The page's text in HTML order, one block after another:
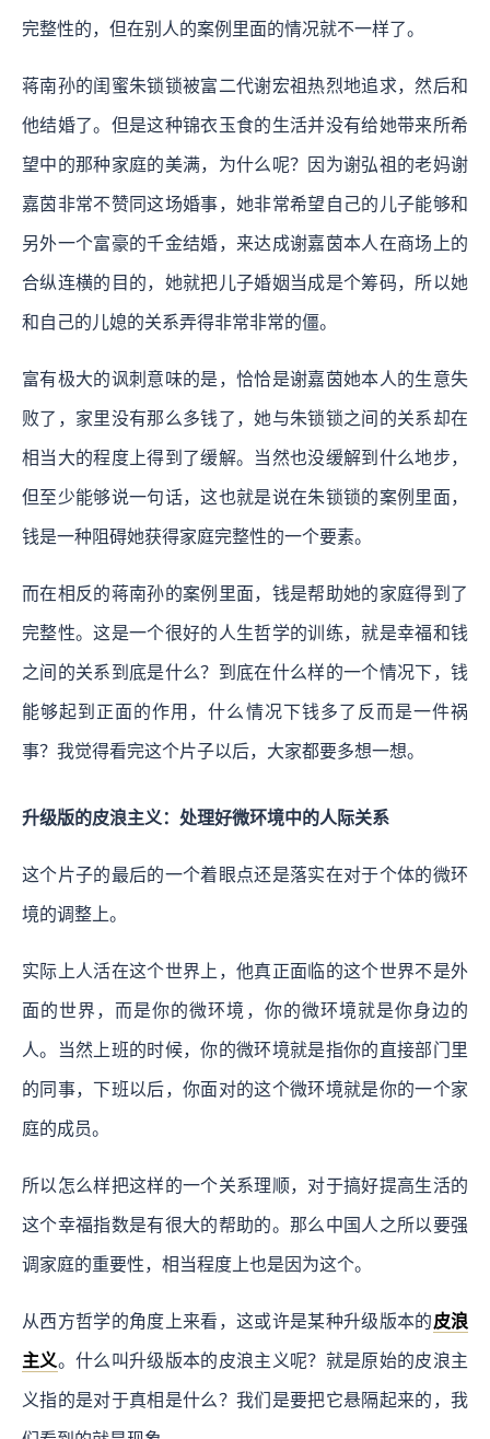
完整性的，但在别人的案例里面的情况就不一样了。
蒋南孙的闺蜜朱锁锁被富二代谢宏祖热烈地追求，然后和
他结婚了。但是这种锦衣玉食的生活并没有给她带来所希
望中的那种家庭的美满，为什么呢？因为谢弘祖的老妈谢
嘉茵非常不赞同这场婚事，她非常希望自己的儿子能够和
另外一个富豪的千金结婚，来达成谢嘉茵本人在商场上的
合纵连横的目的，她就把儿子婚姻当成是个筹码，所以她
和自己的儿媳的关系弄得非常非常的僵。
富有极大的讽刺意味的是，恰恰是谢嘉茵她本人的生意失
败了，家里没有那么多钱了，她与朱锁锁之间的关系却在
相当大的程度上得到了缓解。当然也没缓解到什么地步，
但至少能够说一句话，这也就是说在朱锁锁的案例里面，
钱是一种阻碍她获得家庭完整性的一个要素。
而在相反的蒋南孙的案例里面，钱是帮助她的家庭得到了
完整性。这是一个很好的人生哲学的训练，就是幸福和钱
之间的关系到底是什么？到底在什么样的一个情况下，钱
能够起到正面的作用，什么情况下钱多了反而是一件祸
事？我觉得看完这个片子以后，大家都要多想一想。
升级版的皮浪主义：处理好微环境中的人际关系
这个片子的最后的一个着眼点还是落实在对于个体的微环
境的调整上。
实际上人活在这个世界上，他真正面临的这个世界不是外
面的世界，而是你的微环境，你的微环境就是你身边的
人。当然上班的时候，你的微环境就是指你的直接部门里
的同事，下班以后，你面对的这个微环境就是你的一个家
庭的成员。
所以怎么样把这样的一个关系理顺，对于搞好提高生活的
这个幸福指数是有很大的帮助的。那么中国人之所以要强
调家庭的重要性，相当程度上也是因为这个。
从西方哲学的角度上来看，这或许是某种升级版本的皮浪
主义。什么叫升级版本的皮浪主义呢？就是原始的皮浪主
义指的是对于真相是什么？我们是要把它悬隔起来的，我